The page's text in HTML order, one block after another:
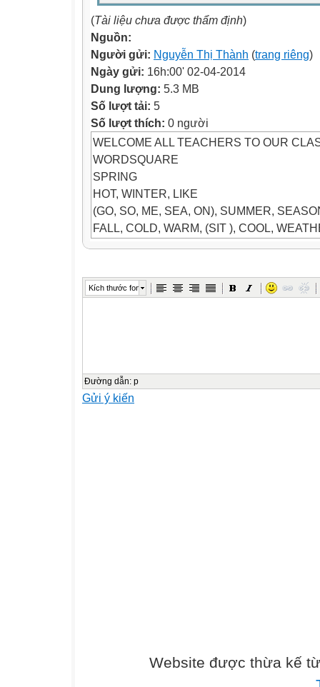
(Tài liệu chưa được thẩm định)
Nguồn:
Người gửi: Nguyễn Thị Thành (trang riêng)
Ngày gửi: 16h:00' 02-04-2014
Dung lượng: 5.3 MB
Số lượt tải: 5
Số lượt thích: 0 người
WELCOME ALL TEACHERS TO OUR
WORDSQUARE
SPRING
HOT, WINTER, LIKE
(GO, SO, ME, SEA, ON), SUMMER,
FALL, COLD, WARM, (SIT ), COOL,
R
I
T
W
Kích thước font
Đường dẫn: p
Gửi ý kiến
Website được thừa kế